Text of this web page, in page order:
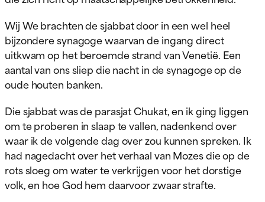
WijWe brachten de sjabbat door in een wel heel
bijzondere synagoge waarvan de ingang direct
uitkwam op het beroemde strand van Venetië. Een
aantal van ons sliep die nacht in de synagoge op de
oude houten banken.
Die sjabbat was de parasjat Chukat, en ik ging liggen
om te proberen in slaap te vallen, nadenkend over
waar ik de volgende dag over zou kunnen spreken. Ik
had nagedacht over het verhaal van Mozes die op de
rots sloeg om water te verkrijgen voor het dorstige
volk, en hoe God hem daarvoor zwaar strafte.